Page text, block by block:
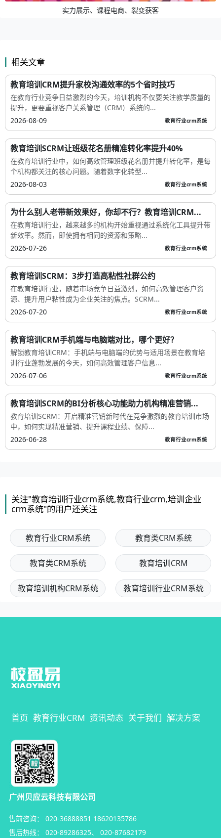
实力展示、课程电商、裂变获客
相关文章
教育培训CRM提升家校沟通效率的5个省时技巧
在教育行业竞争日益激烈的今天，培训机构不仅要关注教学质量的
提升，更要重视客户关系管理（CRM）系统的...
2026-08-09
教育行业crm系统
教育培训SCRM让班级花名册精准转化率提升40%
在教育培训行业中，如何高效管理班级花名册并提升转化率，是每
个机构都关注的核心问题。随着数字化转型...
2026-08-03
教育行业crm系统
为什么别人老带新效果好，你却不行？教育培训CRM...
在教育培训行业，越来越多的机构开始重视通过系统化工具提升带
新效率。然而，即使拥有相同的资源和策略...
2026-07-26
教育行业crm系统
教育培训SCRM：3步打造高粘性社群公约
在教育培训行业，随着市场竞争日益激烈，如何高效管理客户资
源、提升用户粘性成为企业关注的焦点。SCRM...
2026-07-20
教育行业crm系统
教育培训CRM手机端与电脑端对比，哪个更好？
解锁教育培训CRM：手机端与电脑端的优势与适用场景在教育培
训行业蓬勃发展的今天，如何高效管理客户信息...
2026-07-06
教育行业crm系统
教育培训SCRM的BI分析核心功能助力机构精准营销...
教育培训SCRM：开启精准营销新时代在竞争激烈的教育培训市场
中，如何实现精准营销、提升课程业绩、保障...
2026-06-28
教育行业crm系统
关注"教育培训行业crm系统,教育行业crm,培训企业
crm系统"的用户还关注
教育行业CRM系统 教育类CRM系统
教育类CRM系统 教育培训CRM
教育培训机构CRM系统 教育培训行业CRM系统
首页 教育行业CRM 资讯动态 关于我们 解决方案
广州贝应云科技有限公司
售前咨询： 020-36888851 18620135786
售后热线：
020-89286325、 020-87682179